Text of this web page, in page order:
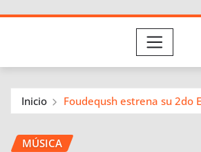
Inicio Foudeqush estrena su 2do
MÚSICA